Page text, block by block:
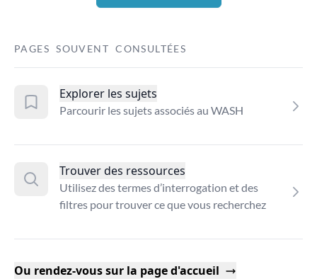
PAGES SOUVENT CONSULTÉES
Explorer les sujets
Parcourir les sujets associés au WASH
Trouver des ressources
Utilisez des termes d’interrogation et des
filtres pour trouver ce que vous recherchez
Ou rendez-vous sur la page d'accueil